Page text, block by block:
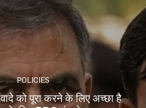
POLICIES
को पूरा करने के लिए अच्छा है